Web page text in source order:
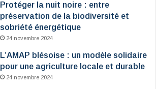
Protéger la nuit noire : entre
préservation de la biodiversité et
sobriété énergétique
24 novembre 2024
L’AMAP blésoise : un modèle solidaire
pour une agriculture locale et durable
24 novembre 2024